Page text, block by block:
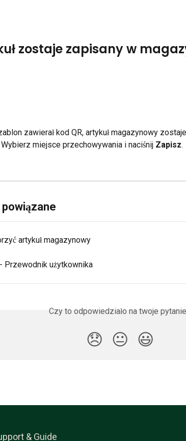
zostaje zapisany w
zawierał kod QR, artykuł magazynowy
miejsce przechowywania i naciśnij Zapisz.
artykuł magazynowy
Przewodnik użytkownika
Czy to odpowiedziało na twoje
😞 😐 😃